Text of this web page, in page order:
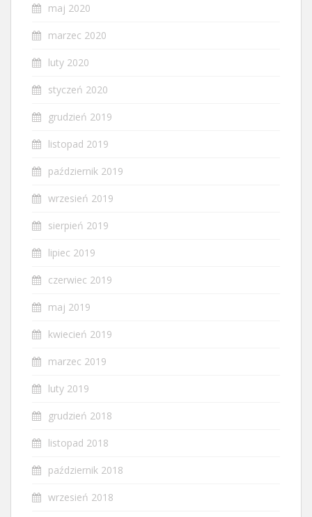
maj 2020
marzec 2020
luty 2020
styczeń 2020
grudzień 2019
listopad 2019
październik 2019
wrzesień 2019
sierpień 2019
lipiec 2019
czerwiec 2019
maj 2019
kwiecień 2019
marzec 2019
luty 2019
grudzień 2018
listopad 2018
październik 2018
wrzesień 2018